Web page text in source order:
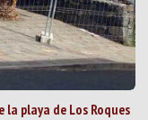
la playa de Los Roques